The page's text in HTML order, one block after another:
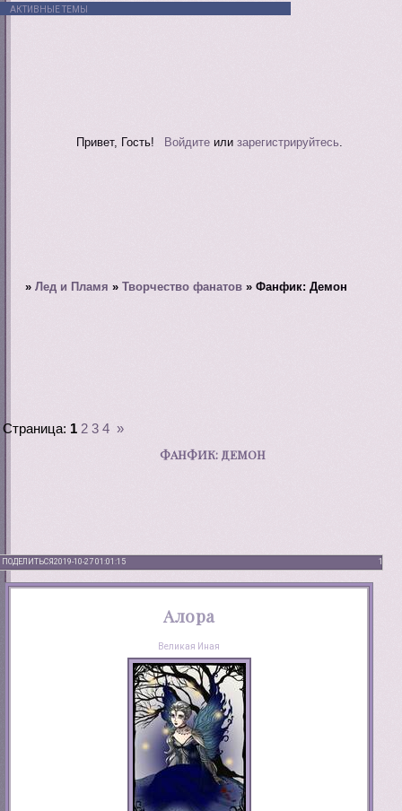
АКТИВНЫЕ ТЕМЫ
Привет, Гость! Войдитеили зарегистрируйтесь.
»Лед и Пламя »Творчество фанатов »Фанфик: Демон
ФАНФИК: ДЕМОН
Страница: 1 2 3 4 »
ПОДЕЛИТЬСЯ 1
2019-10-27 01:01:15
Алора
Великая Иная